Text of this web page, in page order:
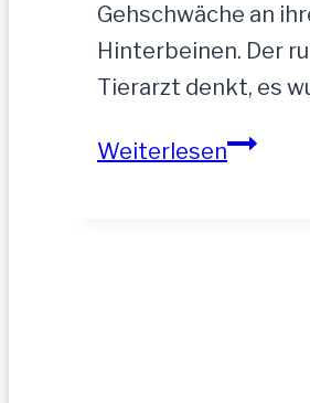
Gehschwäche an
Hinterbeinen. Der
Tierarzt denkt, es
WeiterlesenASTA